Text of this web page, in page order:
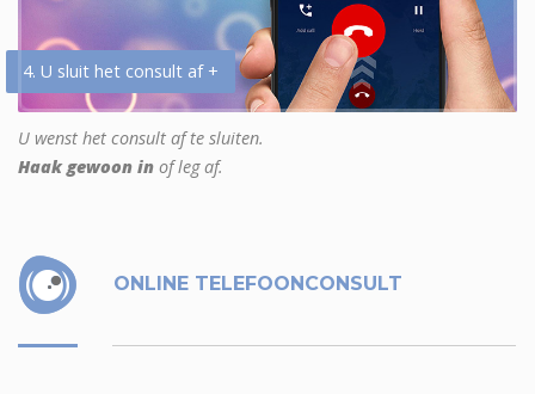
4. U sluit het consult af +
U wenst het consult af te sluiten.
Haak gewoon in of leg af.
ONLINE TELEFOONCONSULT